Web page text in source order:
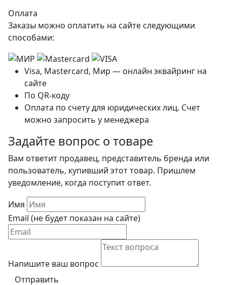
Оплата
Заказы можно оплатить на сайте следующими
способами:
Visa, Mastercard, Мир — онлайн эквайринг на
сайте
По QR-коду
Оплата по счету для юридических лиц. Счет
можно запросить у менеджера
Задайте вопрос о товаре
Вам ответит продавец, представитель бренда или
пользователь, купивший этот товар. Пришлем
уведомление, когда поступит ответ.
Имя
Email (не будет показан на сайте)
Напишите ваш вопрос
Отправить